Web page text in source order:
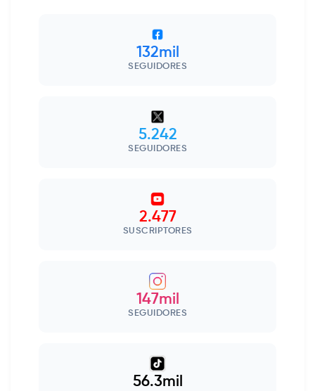
132mil
SEGUIDORES
5.242
SEGUIDORES
2.477
SUSCRIPTORES
147mil
SEGUIDORES
56.3mil